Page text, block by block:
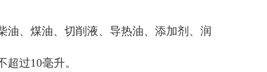
、煤油、切削液、导热油、添加剂、润
过10毫升。